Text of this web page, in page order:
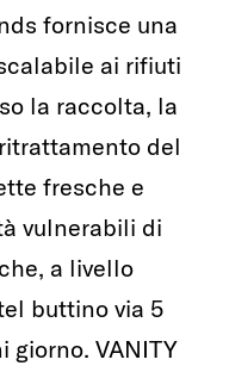
fornisce una
ai rifiuti
la raccolta, la
del
fresche e
vulnerabili di
a livello
buttino via 5
giorno. VANITY